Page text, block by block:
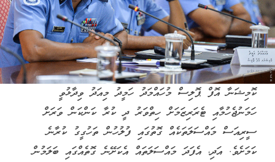
ކޮމިޝަނާ އޮފް ޕޮލިސް މުހައްމަދު ހަމީދު މިއަދު ވިދާޅުވީ
ހަމަނުޖެހުމާއި ޓެރަރިޒަމަށް ހިތްވަރު ދީ ކުރާ ކަންކަން ވަރަށް
ސީރިއަސް މައްސަލަތަކެއް ގޮތުގައި ފުލުހުން ތަހުގީގު ކުރާނެ
ކަމަށެވެ. އަދި، އެފަދަ މައްސަލަތައް އެކަށޭނެ ގޮތެއްގައި ބަލަމުން